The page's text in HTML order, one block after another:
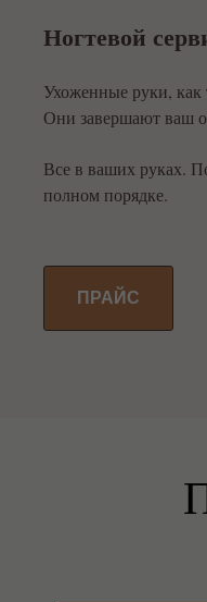
Ногтевой
Ухоженные руки, как
Они завершают ваш
Все в ваших руках.
полном порядке.
ПРАЙС